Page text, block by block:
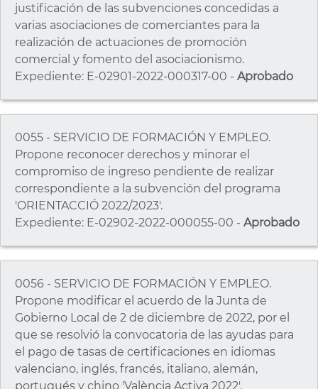
justificación de las subvenciones concedidas a
varias asociaciones de comerciantes para la
realización de actuaciones de promoción
comercial y fomento del asociacionismo.
Expediente: E-02901-2022-000317-00 - Aprobado
0055 - SERVICIO DE FORMACIÓN Y EMPLEO.
Propone reconocer derechos y minorar el
compromiso de ingreso pendiente de realizar
correspondiente a la subvención del programa
'ORIENTACCIÓ 2022/2023'.
Expediente: E-02902-2022-000055-00 - Aprobado
0056 - SERVICIO DE FORMACIÓN Y EMPLEO.
Propone modificar el acuerdo de la Junta de
Gobierno Local de 2 de diciembre de 2022, por el
que se resolvió la convocatoria de las ayudas para
el pago de tasas de certificaciones en idiomas
valenciano, inglés, francés, italiano, alemán,
portugués y chino 'València Activa 2022'.